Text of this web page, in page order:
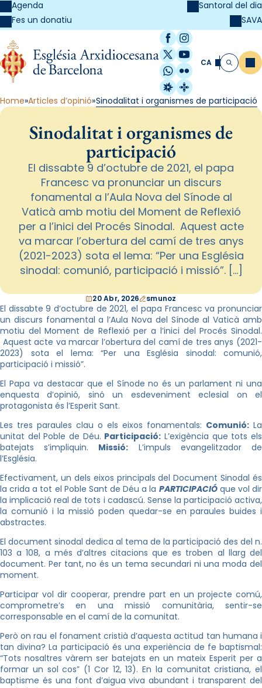
Agenda
Fes un donatiu
Santoral del dia
SAVA
Facebook
Instagram
X / Twitter
YouTube
WhatsApp
Flickr
Radio Estel
Catalunya
CA Cerca
Home Articles d’opinió Sinodalitat i organismes de participació
Sinodalitat i organismes de
participació
El dissabte 9 d’octubre de 2021, el papa
Francesc va pronunciar un discurs
fonamental a l’Aula Nova del Sínode al
Vaticà amb motiu del Moment de Reflexió
per a l’inici del Procés Sinodal. Aquest acte
va marcar l’obertura del camí de tres anys
(2021-2023) sota el lema: “Per una Església
sinodal: comunió, participació i missió”. […]
20 Abr, 2026 smunoz
El dissabte 9 d’octubre de 2021, el papa Francesc va pronunciar
un discurs fonamental a l’Aula Nova del Sínode al Vaticà amb
motiu del Moment de Reflexió per a l’inici del Procés Sinodal.
Aquest acte va marcar l’obertura del camí de tres anys (2021-
2023) sota el lema: “Per una Església sinodal: comunió,
participació i missió”.
El Papa va destacar que el Sínode no és un parlament ni una
enquesta d’opinió, sinó un esdeveniment eclesial on el
protagonista és l’Esperit Sant.
Les tres paraules clau o els eixos fonamentals: Comunió: La
unitat del Poble de Déu. Participació: L’exigència que tots els
batejats s’impliquin. Missió: L’impuls evangelitzador de
l’Església.
Efectivament, un dels eixos principals del Document Sinodal és
la crida a tot el Poble Sant de Déu a la PARTICIPACIÓque vol dir
la implicació real de tots i cadascú. Sense la participació activa,
la comunió i la missió poden quedar-se en paraules buides i
abstractes.
El document sinodal dedica al tema de la participació des del n.
103 a 108, a més d’altres citacions que es troben al llarg del
document. Per tant, no és un tema secundari ni una moda del
moment.
Participar vol dir cooperar, prendre part en un projecte comú,
comprometre’s en una missió comunitària, sentir-se
corresponsable en el camí de la comunitat.
Però on rau el fonament cristià d’aquesta actitud tan humana i
tan divina? La participació és una experiència de fe baptismal:
“Tots nosaltres vàrem ser batejats en un mateix Esperit per a
formar un sol cos” (1 Cor 12, 13). En la comunitat cristiana, el
baptisme és una font d’aigua viva abundant i transparent del